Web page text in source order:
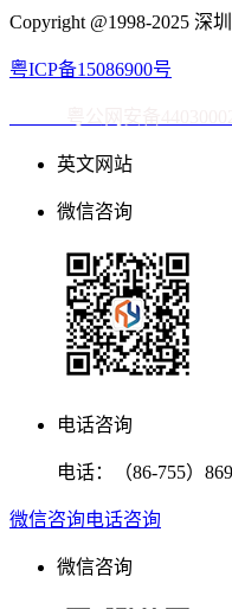
Copyright @1998-2025 深
粤ICP备15086900号
英文网站
微信咨询
电话咨询
电话： （86-755）
微信咨询电话咨询
微信咨询